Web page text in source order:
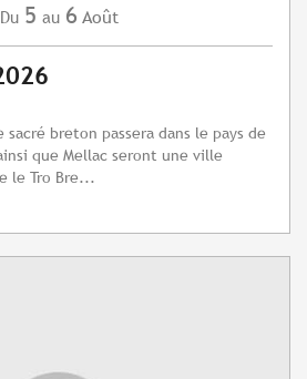
Du 5 au 6 Août
breton passera dans le pays de
que Mellac seront une ville
le Tro Bre...